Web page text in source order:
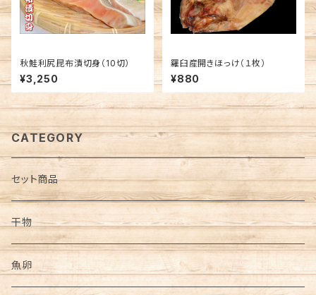
秋鮭利尻昆布漬切身（10切）
¥3,250
羅臼産開きほっけ（１枚）
¥880
CATEGORY
セット商品
干物
魚卵